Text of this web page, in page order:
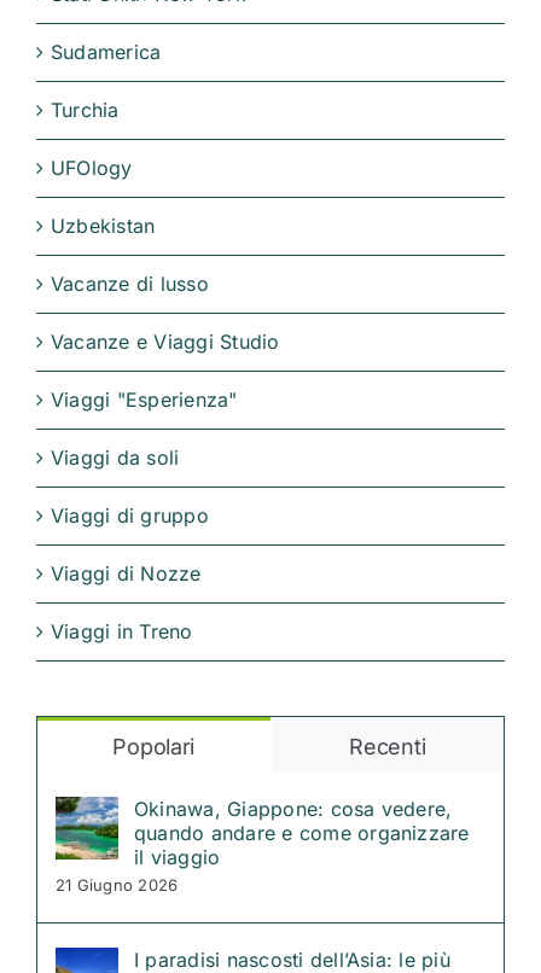
Sudamerica
Turchia
UFOlogy
Uzbekistan
Vacanze di lusso
Vacanze e Viaggi Studio
Viaggi "Esperienza"
Viaggi da soli
Viaggi di gruppo
Viaggi di Nozze
Viaggi in Treno
Popolari Recenti
Okinawa, Giappone: cosa vedere,
quando andare e come organizzare
il viaggio
21 Giugno 2026
I paradisi nascosti dell’Asia: le più